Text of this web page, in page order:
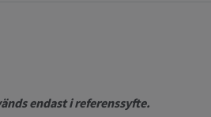
endast i referenssyfte.